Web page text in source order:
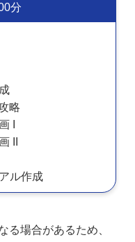
分
略
I
II
ル作成
場合があるため、